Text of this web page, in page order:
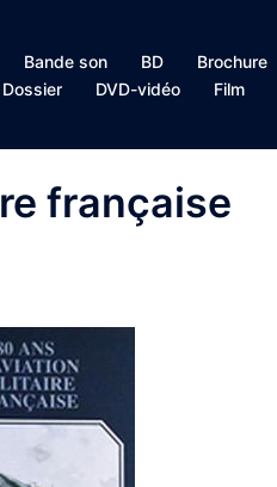
Bande son BD Brochure
Dossier DVD-vidéo Film
française